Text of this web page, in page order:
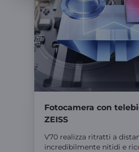
Fotocamera con
ZEISS
V70 realizza ritratti a
incredibilmente nitidi e